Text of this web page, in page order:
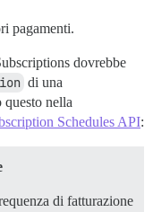
pagamenti.
dovrebbe
di una
nella
Schedules API:
di fatturazione